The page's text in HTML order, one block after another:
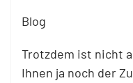
Blog
Trotzdem ist nicht
Ihnen ja noch der